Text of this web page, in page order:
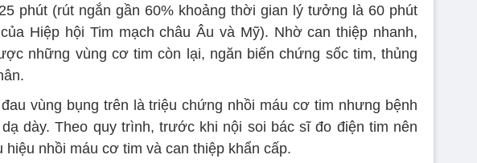
phút (rút ngắn gần 60% khoảng thời gian lý tưởng là 60 phút
Hiệp hội Tim mạch châu Âu và Mỹ). Nhờ can thiệp nhanh,
những vùng cơ tim còn lại, ngăn biến chứng sốc tim, thủng
vùng bụng trên là triệu chứng nhồi máu cơ tim nhưng bệnh
dày. Theo quy trình, trước khi nội soi bác sĩ đo điện tim nên
hiệu nhồi máu cơ tim và can thiệp khẩn cấp.